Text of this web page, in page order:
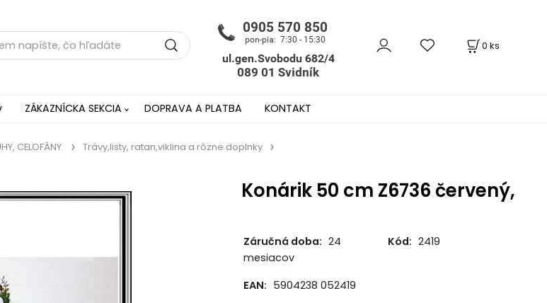
0 ks
ZÁKAZNÍCKA SEKCIA DOPRAVA A PLATBA KONTAKT
CELOFÁNY. Trávy,listy, ratan,viklina a rôzne doplnky
Konárik 50 cm Z6736 červený,
Záručná doba: 24
mesiacov
Kód: 2419
EAN: 5904238 052419